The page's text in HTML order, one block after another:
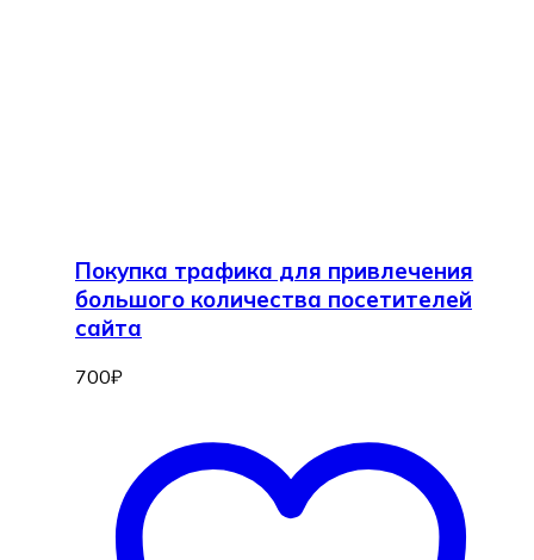
Покупка трафика для привлечения
большого количества посетителей
сайта
700₽